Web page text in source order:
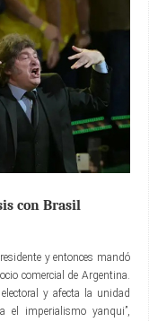
con Brasil
y entonces mandó
comercial de Argentina.
y afecta la unidad
el imperialismo yanqui”,